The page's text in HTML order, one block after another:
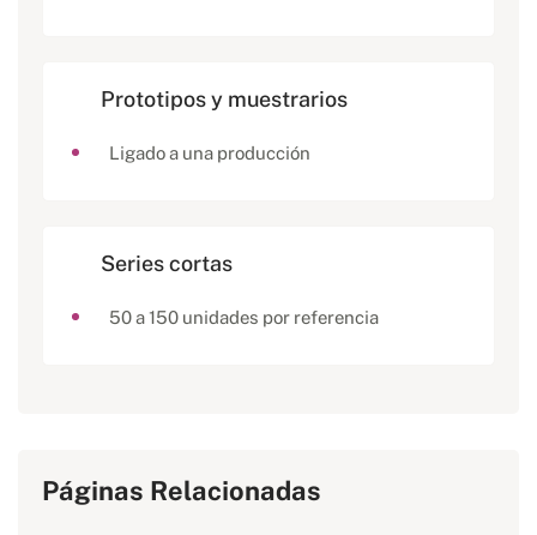
Prototipos y muestrarios
Ligado a una producción
Series cortas
50 a 150 unidades por referencia
Páginas Relacionadas